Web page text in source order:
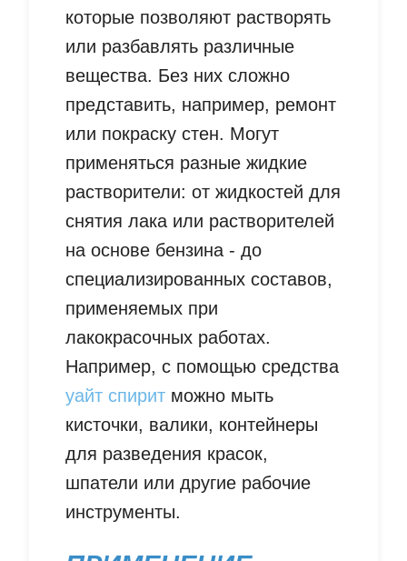
которые позволяют растворять
или разбавлять различные
вещества. Без них сложно
представить, например, ремонт
или покраску стен. Могут
применяться разные жидкие
растворители: от жидкостей для
снятия лака или растворителей
на основе бензина - до
специализированных составов,
применяемых при
лакокрасочных работах.
Например, с помощью средства
уайт спирит можно мыть
кисточки, валики, контейнеры
для разведения красок,
шпатели или другие рабочие
инструменты.